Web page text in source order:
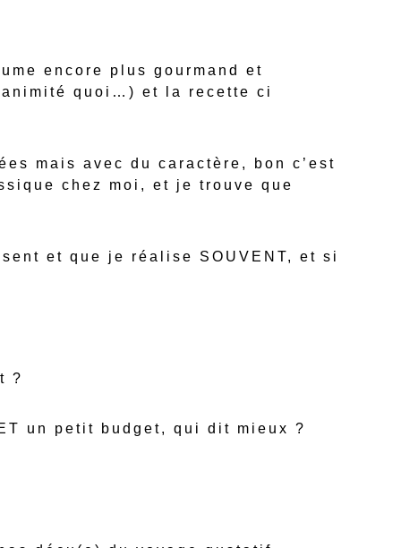
encore plus gourmand et
quoi…) et la recette ci
mais avec du caractère, bon c’est
chez moi, et je trouve que
et que je réalise SOUVENT, et si
?
un petit budget, qui dit mieux ?